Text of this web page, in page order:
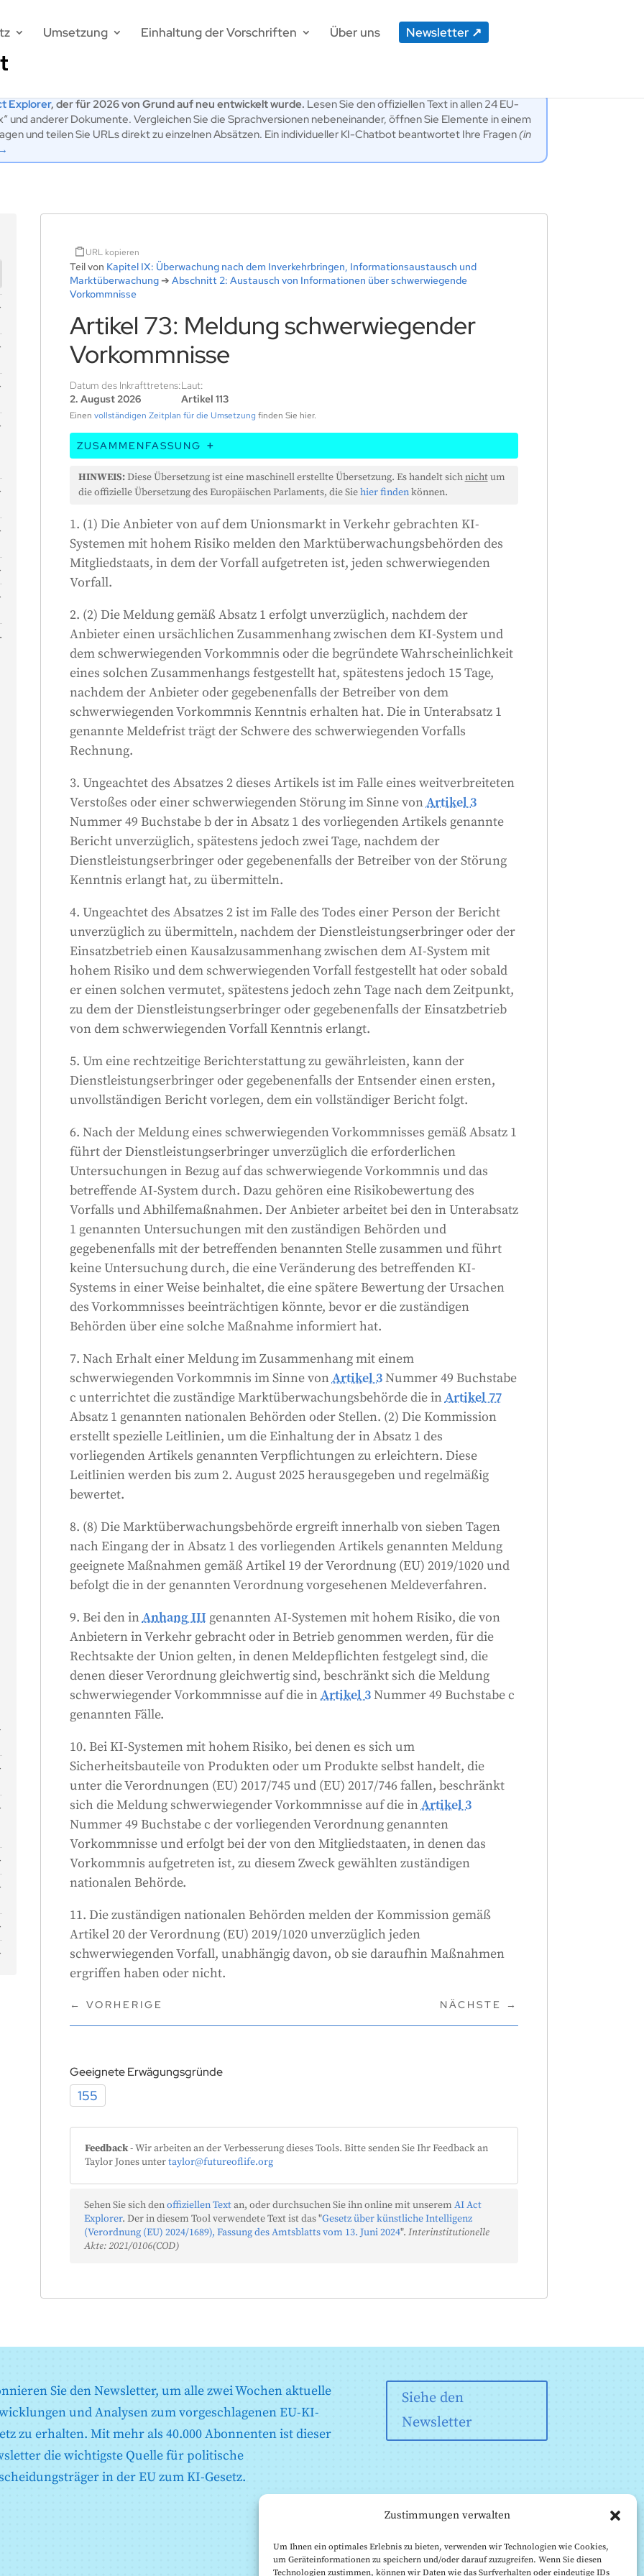
Zustimmungen verwalten
Um Ihnen ein optimales Erlebnis zu bieten, verwenden wir Technologien wie Cookies,
um Geräteinformationen zu speichern und/oder darauf zuzugreifen. Wenn Sie diesen
Technologien zustimmen, können wir Daten wie das Surfverhalten oder eindeutige IDs
Umsetzung Einhaltung der Vorschriften Über uns Newsletter
Explorer, der für 2026 von Grund auf neu entwickelt wurde. Lesen Sie den offiziellen Text in allen 24 EU-
und anderer Dokumente. Vergleichen Sie die Sprachversionen nebeneinander, öffnen Sie Elemente in einem
und teilen Sie URLs direkt zu einzelnen Absätzen. Ein individueller KI-Chatbot beantwortet Ihre Fragen(in
URL kopieren
Teil von Kapitel IX: Überwachung nach dem Inverkehrbringen, Informationsaustausch und
Marktüberwachung➔ Abschnitt 2: Austausch von Informationen über schwerwiegende
Vorkommnisse
Artikel 73: Meldung schwerwiegender
Vorkommnisse
Datum des Inkrafttretens:
2. August 2026
Laut:
Artikel 113
Einen vollständigen Zeitplan für die Umsetzung finden Sie hier.
ZUSAMMENFASSUNG
In diesem Artikel heißt es, dass Unternehmen, die KI-Systeme mit hohem
Risiko anbieten, den Behörden des Landes, in dem sich der Vorfall ereignet
sobald sie wissen, dass es eine Verbindung zwischen ihrem KI-System und
dem Vorfall gibt, oder wenn es eine gute Chance gibt, dass es eine
Verbindung gibt. Sie müssen dies innerhalb von 15 Tagen nach
Bekanntwerden des Vorfalls melden. Ist der Vorfall sehr schwerwiegend
oder weit verbreitet, müssen sie ihn innerhalb von zwei Tagen melden.
Wenn jemand stirbt, müssen sie dies innerhalb von 10 Tagen melden. Sie
können bei Bedarf einen ersten unvollständigen Bericht einreichen,
müssen aber im Anschluss einen vollständigen Bericht erstellen.
Außerdem müssen sie den Vorfall untersuchen und mit den Behörden
zusammenarbeiten. Die Behörden ergreifen dann innerhalb von sieben
Tagen geeignete Maßnahmen.
HINWEIS:Diese Übersetzung ist eine maschinell erstellte Übersetzung. Es handelt sichnichtum
die offizielle Übersetzung des Europäischen Parlaments, die Siehier findenkönnen.
1. (1) Die Anbieter von auf dem Unionsmarkt in Verkehr gebrachten KI-
Systemen mit hohem Risiko melden den Marktüberwachungsbehörden des
Mitgliedstaats, in dem der Vorfall aufgetreten ist, jeden schwerwiegenden
Vorfall.
2. (2) Die Meldung gemäß Absatz 1 erfolgt unverzüglich, nachdem der
Anbieter einen ursächlichen Zusammenhang zwischen dem KI-System und
dem schwerwiegenden Vorkommnis oder die begründete Wahrscheinlichkeit
eines solchen Zusammenhangs festgestellt hat, spätestens jedoch 15 Tage,
nachdem der Anbieter oder gegebenenfalls der Betreiber von dem
schwerwiegenden Vorkommnis Kenntnis erhalten hat. Die in Unterabsatz 1
genannte Meldefrist trägt der Schwere des schwerwiegenden Vorfalls
Rechnung.
3. Ungeachtet des Absatzes 2 dieses Artikels ist im Falle eines weitverbreiteten
Verstoßes oder einer schwerwiegenden Störung im Sinne vonArtikel 3
Nummer 49 Buchstabe b der in Absatz 1 des vorliegenden Artikels genannte
Bericht unverzüglich, spätestens jedoch zwei Tage, nachdem der
Dienstleistungserbringer oder gegebenenfalls der Betreiber von der Störung
Kenntnis erlangt hat, zu übermitteln.
4. Ungeachtet des Absatzes 2 ist im Falle des Todes einer Person der Bericht
unverzüglich zu übermitteln, nachdem der Dienstleistungserbringer oder der
Einsatzbetrieb einen Kausalzusammenhang zwischen dem AI-System mit
hohem Risiko und dem schwerwiegenden Vorfall festgestellt hat oder sobald
er einen solchen vermutet, spätestens jedoch zehn Tage nach dem Zeitpunkt,
zu dem der Dienstleistungserbringer oder gegebenenfalls der Einsatzbetrieb
von dem schwerwiegenden Vorfall Kenntnis erlangt.
5. Um eine rechtzeitige Berichterstattung zu gewährleisten, kann der
Dienstleistungserbringer oder gegebenenfalls der Entsender einen ersten,
unvollständigen Bericht vorlegen, dem ein vollständiger Bericht folgt.
6. Nach der Meldung eines schwerwiegenden Vorkommnisses gemäß Absatz 1
führt der Dienstleistungserbringer unverzüglich die erforderlichen
Untersuchungen in Bezug auf das schwerwiegende Vorkommnis und das
betreffende AI-System durch. Dazu gehören eine Risikobewertung des
Vorfalls und Abhilfemaßnahmen. Der Anbieter arbeitet bei den in Unterabsatz
1 genannten Untersuchungen mit den zuständigen Behörden und
gegebenenfalls mit der betreffenden benannten Stelle zusammen und führt
keine Untersuchung durch, die eine Veränderung des betreffenden KI-
Systems in einer Weise beinhaltet, die eine spätere Bewertung der Ursachen
des Vorkommnisses beeinträchtigen könnte, bevor er die zuständigen
Behörden über eine solche Maßnahme informiert hat.
7. Nach Erhalt einer Meldung im Zusammenhang mit einem
schwerwiegenden Vorkommnis im Sinne vonArtikel 3Nummer 49 Buchstabe
c unterrichtet die zuständige Marktüberwachungsbehörde die inArtikel 77
Absatz 1 genannten nationalen Behörden oder Stellen. (2) Die Kommission
erstellt spezielle Leitlinien, um die Einhaltung der in Absatz 1 des
vorliegenden Artikels genannten Verpflichtungen zu erleichtern. Diese
Leitlinien werden bis zum 2. August 2025 herausgegeben und regelmäßig
bewertet.
8. (8) Die Marktüberwachungsbehörde ergreift innerhalb von sieben Tagen
nach Eingang der in Absatz 1 des vorliegenden Artikels genannten Meldung
geeignete Maßnahmen gemäß Artikel 19 der Verordnung (EU) 2019/1020 und
befolgt die in der genannten Verordnung vorgesehenen Meldeverfahren.
9. Bei den inAnhang III genannten AI-Systemen mit hohem Risiko, die von
Anbietern in Verkehr gebracht oder in Betrieb genommen werden, für die
Rechtsakte der Union gelten, in denen Meldepflichten festgelegt sind, die
denen dieser Verordnung gleichwertig sind, beschränkt sich die Meldung
schwerwiegender Vorkommnisse auf die inArtikel 3Nummer 49 Buchstabe c
genannten Fälle.
10. Bei KI-Systemen mit hohem Risiko, bei denen es sich um
Sicherheitsbauteile von Produkten oder um Produkte selbst handelt, die
unter die Verordnungen (EU) 2017/745 und (EU) 2017/746 fallen, beschränkt
sich die Meldung schwerwiegender Vorkommnisse auf die inArtikel 3
Nummer 49 Buchstabe c der vorliegenden Verordnung genannten
Vorkommnisse und erfolgt bei der von den Mitgliedstaaten, in denen das
Vorkommnis aufgetreten ist, zu diesem Zweck gewählten zuständigen
nationalen Behörde.
11. Die zuständigen nationalen Behörden melden der Kommission gemäß
Artikel 20 der Verordnung (EU) 2019/1020 unverzüglich jeden
schwerwiegenden Vorfall, unabhängig davon, ob sie daraufhin Maßnahmen
ergriffen haben oder nicht.
← VORHERIGE NÄCHSTE →
Geeignete Erwägungsgründe
155
Feedback- Wir arbeiten an der Verbesserung dieses Tools. Bitte senden Sie Ihr Feedback an
Taylor Jones untertaylor@futureoflife.org
Sehen Sie sich denoffiziellen Textan, oder durchsuchen Sie ihn online mit unserem AI Act
Explorer. Der in diesem Tool verwendete Text ist das "Gesetz über künstliche Intelligenz
(Verordnung (EU) 2024/1689), Fassung des Amtsblatts vom 13. Juni 2024". Interinstitutionelle
Akte: 2021/0106(COD)
Sie den Newsletter, um alle zwei Wochen aktuelle
und Analysen zum vorgeschlagenen EU-KI-
zu erhalten. Mit mehr als 40.000 Abonnenten ist dieser
die wichtigste Quelle für politische
in der EU zum KI-Gesetz.
Siehe den
Newsletter